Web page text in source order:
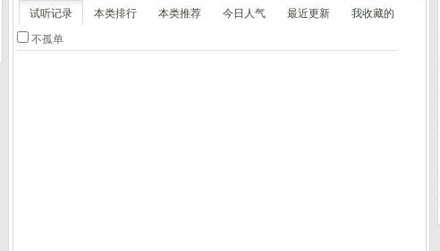
试听记录 本类排行 本类推荐 今日人气 最近更新 我收藏的
不孤单